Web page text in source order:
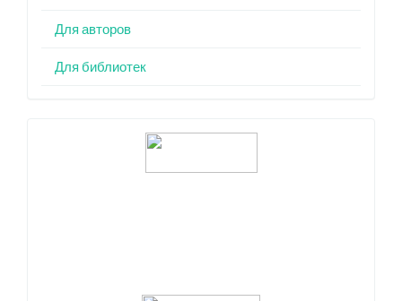
Для авторов
Для библиотек
Индексация